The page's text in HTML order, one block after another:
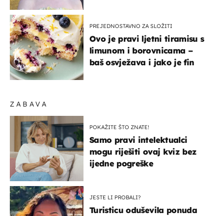
ZABAVA
POKAŽITE ŠTO ZNATE!
Samo pravi intelektualci
mogu riješiti ovaj kviz bez
ijedne pogreške
JESTE LI PROBALI?
Turisticu oduševila ponuda
PREJEDNOSTAVNO ZA SLOŽITI
Ovo je pravi ljetni tiramisu s
limunom i borovnicama –
baš osvježava i jako je fin